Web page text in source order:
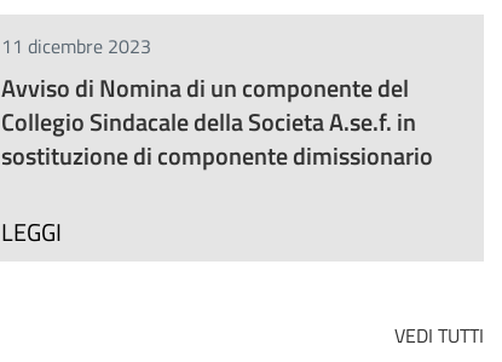
11 dicembre 2023
Avviso di Nomina di un componente del
Collegio Sindacale della Societa A.se.f. in
sostituzione di componente dimissionario
LEGGI
VEDI TUTTI